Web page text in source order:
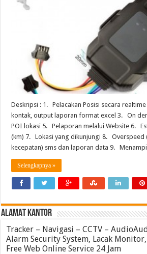
Deskripsi : 1. Pelacakan Posisi secara
kontak, output laporan format excel 3. On
POI lokasi 5. Pelaporan melalui Website 6.
(km) 7. Lokasi yang dikunjungi 8. Overspeed
kecepatan) sms dan laporan data 9.
Selengkapnya »
ALAMAT KANTOR
Tracker – Navigasi – CCTV –
Alarm Security System, Lacak Monitor,
Free Web Online Service 24 Jam